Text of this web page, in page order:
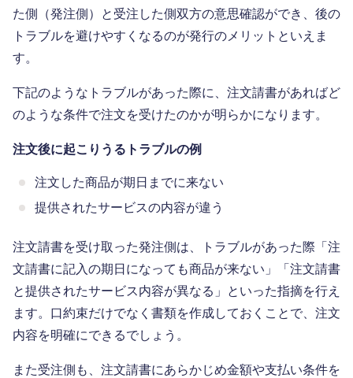
た側（発注側）と受注した側双方の意思確認ができ、後の
トラブルを避けやすくなるのが発行のメリットといえま
す。
下記のようなトラブルがあった際に、注文請書があればど
のような条件で注文を受けたのかが明らかになります。
注文後に起こりうるトラブルの例
注文した商品が期日までに来ない
提供されたサービスの内容が違う
注文請書を受け取った発注側は、トラブルがあった際「注
文請書に記入の期日になっても商品が来ない」「注文請書
と提供されたサービス内容が異なる」といった指摘を行え
ます。口約束だけでなく書類を作成しておくことで、注文
内容を明確にできるでしょう。
また受注側も、注文請書にあらかじめ金額や支払い条件を